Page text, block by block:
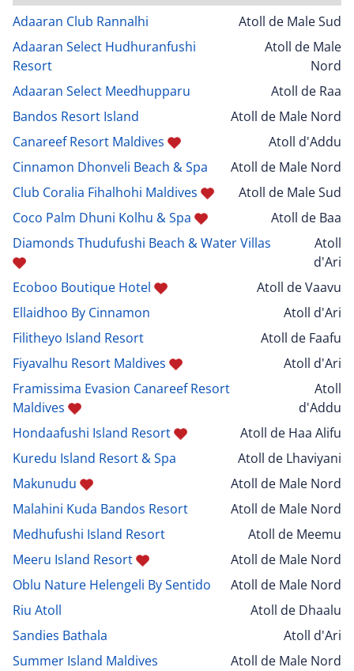
Adaaran Club Rannalhi
Atoll de Male Sud
Adaaran Select Hudhuranfushi
Resort
Atoll de Male
Nord
Adaaran Select Meedhupparu
Atoll de Raa
Bandos Resort Island
Atoll de Male Nord
Canareef Resort Maldives
Atoll d'Addu
Cinnamon Dhonveli Beach & Spa
Atoll de Male Nord
Club Coralia Fihalhohi Maldives
Atoll de Male Sud
Coco Palm Dhuni Kolhu & Spa
Atoll de Baa
Diamonds Thudufushi Beach & Water Villas
Atoll
d'Ari
Ecoboo Boutique Hotel
Atoll de Vaavu
Ellaidhoo By Cinnamon
Atoll d'Ari
Filitheyo Island Resort
Atoll de Faafu
Fiyavalhu Resort Maldives
Atoll d'Ari
Framissima Evasion Canareef Resort
Maldives
Atoll
d'Addu
Hondaafushi Island Resort
Atoll de Haa Alifu
Kuredu Island Resort & Spa
Atoll de Lhaviyani
Makunudu
Atoll de Male Nord
Malahini Kuda Bandos Resort
Atoll de Male Nord
Medhufushi Island Resort
Atoll de Meemu
Meeru Island Resort
Atoll de Male Nord
Oblu Nature Helengeli By Sentido
Atoll de Male Nord
Riu Atoll
Atoll de Dhaalu
Sandies Bathala
Atoll d'Ari
Summer Island Maldives
Atoll de Male Nord